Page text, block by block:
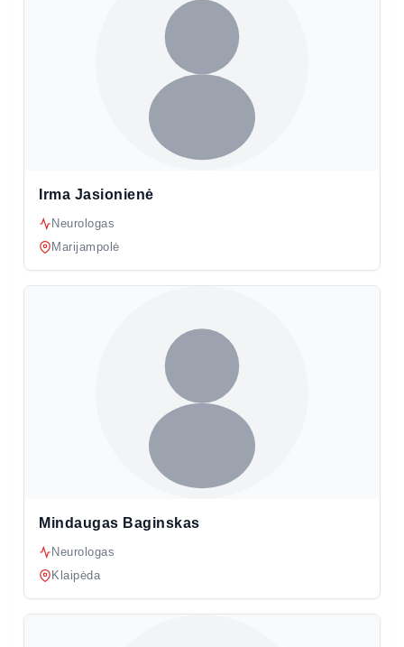
Irma Jasionienė
Neurologas
Marijampolė
Mindaugas Baginskas
Neurologas
Klaipėda